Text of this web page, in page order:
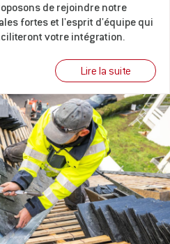
de rejoindre notre
fortes et l'esprit d'équipe qui
votre intégration.
Lire la suite